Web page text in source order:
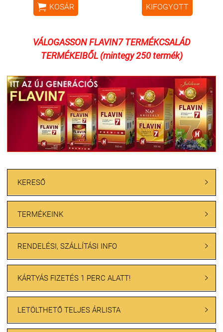
 KOSÁR KIFOGYOTT
VÁLOGASSON FLAVIN7 TERMÉKCSALÁD
TERMÉKEIBŐL (mintegy 250 termék)
KERESŐ 
TERMÉKEINK 
RENDELÉSI, SZÁLLÍTÁSI INFO 
KÁRTYÁS FIZETÉS 1 PERC ALATT! 
LETÖLTHETŐ TELJES ÁRLISTA 